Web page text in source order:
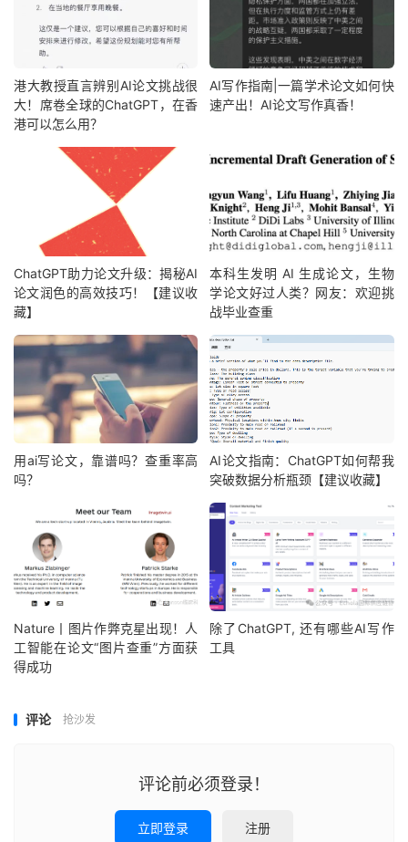
港大教授直言辨别AI论文挑战很
大！席卷全球的ChatGPT，在香
港可以怎么用？
AI写作指南|一篇学术论文如何快
速产出！AI论文写作真香！
ChatGPT助力论文升级：揭秘AI
论文润色的高效技巧！【建议收
藏】
本科生发明 AI 生成论文，生物
学论文好过人类？网友：欢迎挑
战毕业查重
用ai写论文，靠谱吗？查重率高
吗？
AI论文指南：ChatGPT如何帮我
突破数据分析瓶颈【建议收藏】
Nature丨图片作弊克星出现！人
工智能在论文“图片查重”方面获
得成功
除了ChatGPT, 还有哪些AI写作
工具
评论 抢沙发
评论前必须登录！
立即登录 注册